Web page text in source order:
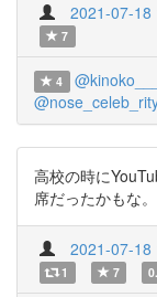
2021-07-18
7
4
高校の時に
席だったかもな
2021-07-18
1 7